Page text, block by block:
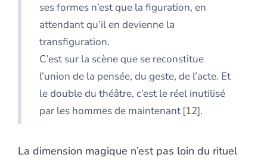
ses formes n’est que la figuration, en
attendant qu’il en devienne la
transfiguration.
C’est sur la scène que se reconstitue
l’union de la pensée, du geste, de l’acte. Et
le double du théâtre, c’est le réel inutilisé
par les hommes de maintenant 12 .
La dimension magique n’est pas loin du rituel